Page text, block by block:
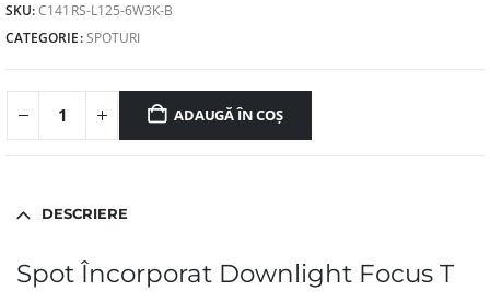
SKU:C141RS-L125-6W3K-B
CATEGORIE:SPOTURI
ADAUGĂ ÎN COȘ
DESCRIERE
Spot Încorporat Downlight Focus T